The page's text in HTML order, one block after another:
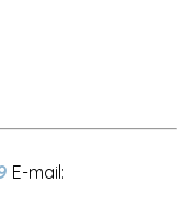
E-mail: